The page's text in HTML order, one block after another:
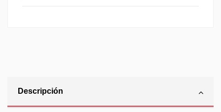
Descripción